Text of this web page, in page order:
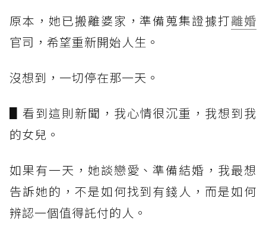
原本，她已搬離婆家，準備蒐集證據打離婚
官司，希望重新開始人生。
沒想到，一切停在那一天。
▋看到這則新聞，我心情很沉重，我想到我
的女兒。
如果有一天，她談戀愛、準備結婚，我最想
告訴她的，不是如何找到有錢人，而是如何
辨認一個值得託付的人。